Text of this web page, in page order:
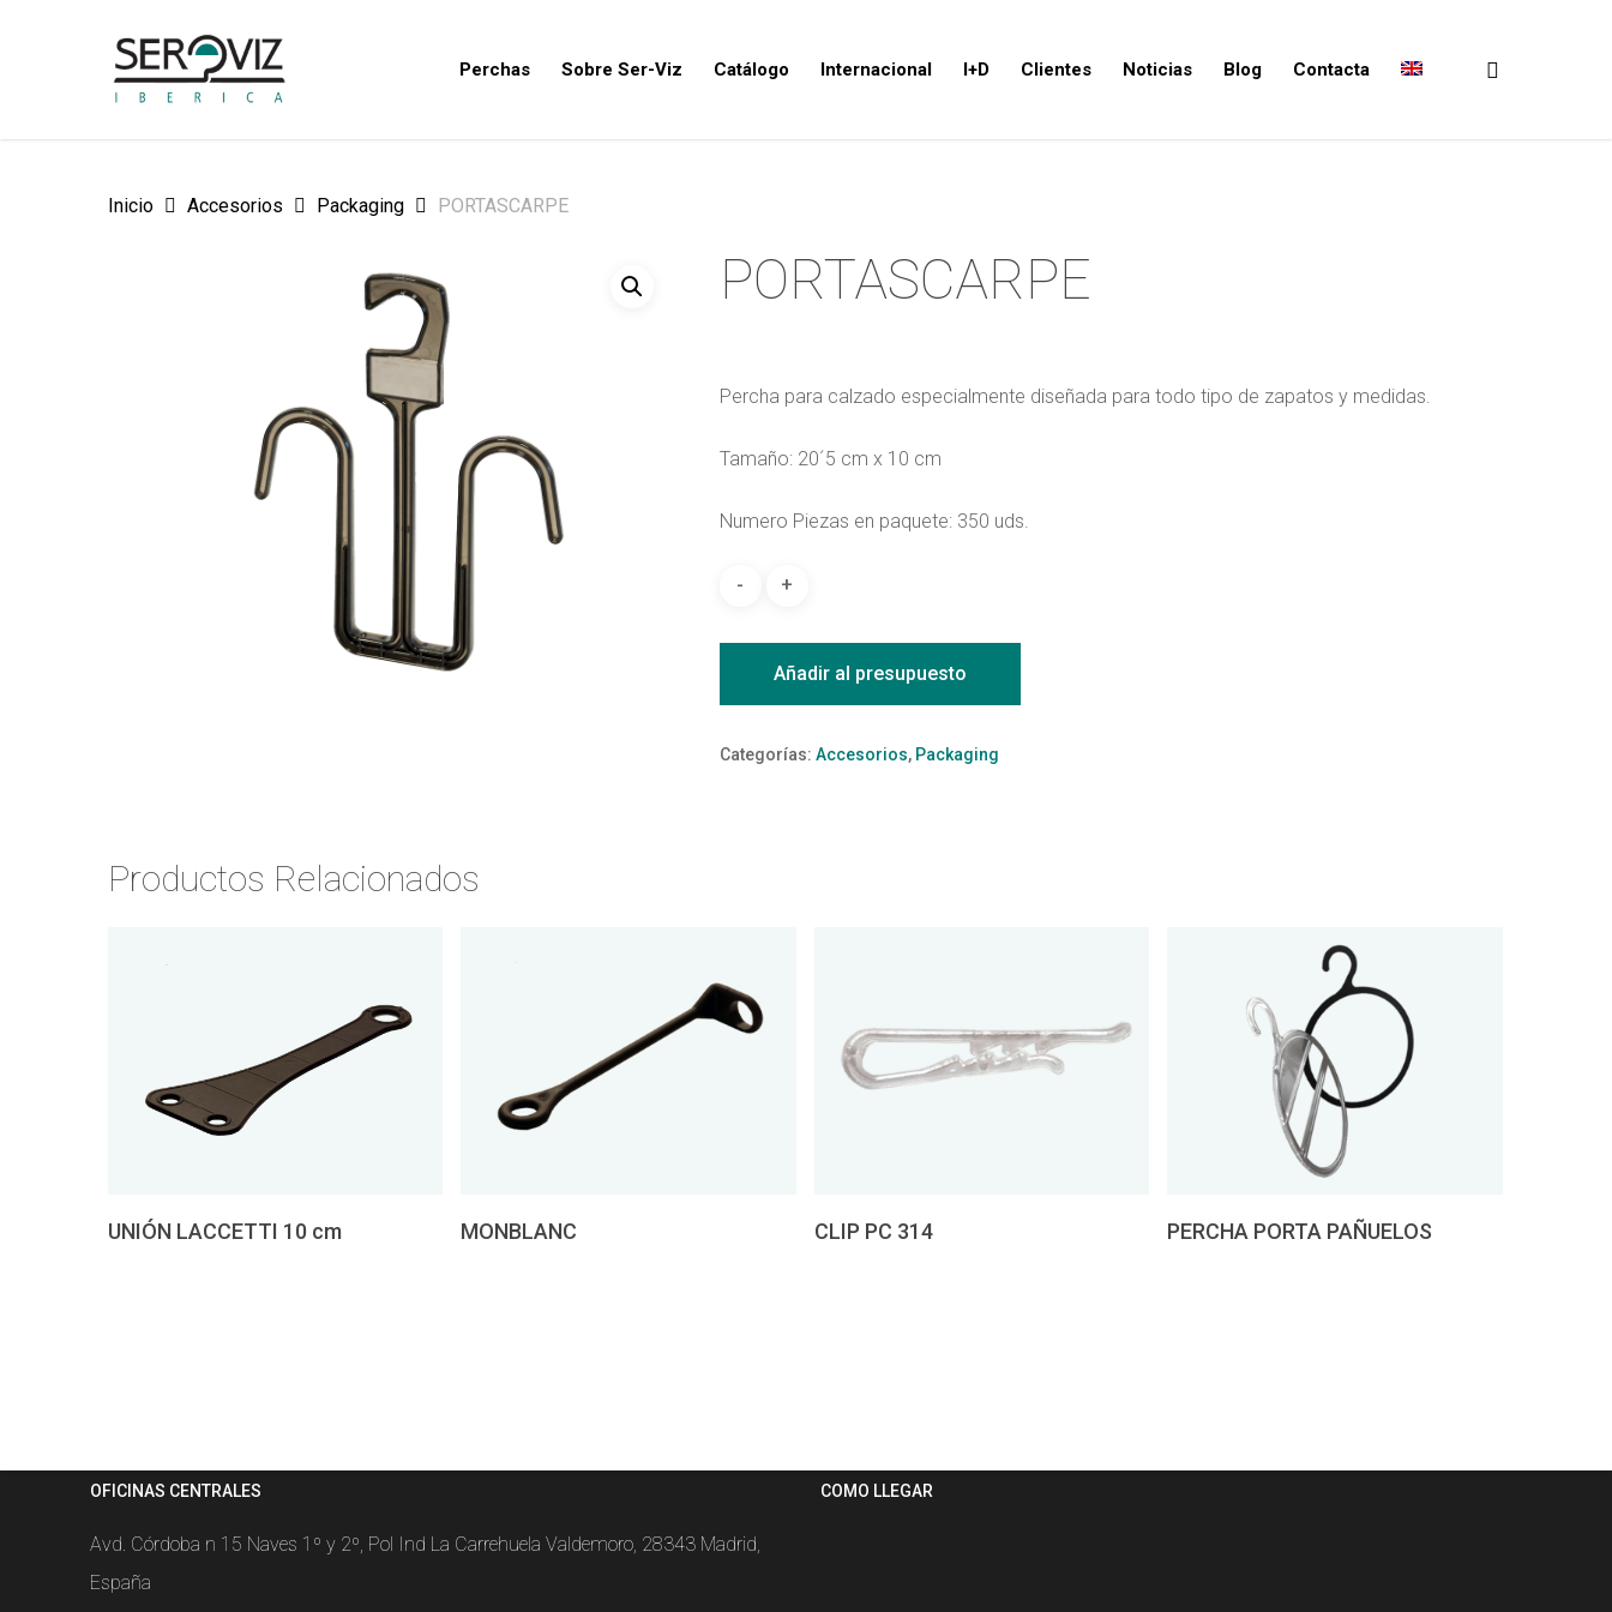
Perchas Sobre Ser-Viz Catálogo Internacional I+D Clientes Noticias Blog Contacta
Inicio Accesorios Packaging PORTASCARPE
PORTASCARPE
Percha para calzado especialmente diseñada para todo tipo de zapatos y medidas.
Tamaño: 20´5 cm x 10 cm
Numero Piezas en paquete: 350 uds.
Añadir al presupuesto
Categorías: Accesorios, Packaging
Productos Relacionados
Añadir al presupuesto
UNIÓN LACCETTI 10 cm MONBLANC CLIP PC 314 PERCHA PORTA PAÑUELOS
OFICINAS CENTRALES
Avd. Córdoba n 15 Naves 1º y 2º, Pol Ind La Carrehuela Valdemoro, 28343 Madrid,
España
COMO LLEGAR